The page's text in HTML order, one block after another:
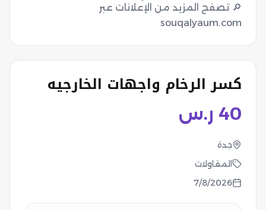
🔎 تصفح المزيد من الإعلانات عبر
souqalyaum.com
كسر الرخام واجهات الخارجيه
40 ر.س
جدة
المقاولات
7/8/2026